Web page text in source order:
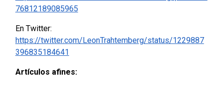
76812189085965
En Twitter:
https://twitter.com/LeonTrahtemberg/status/1229887
396835184641
Artículos afines: